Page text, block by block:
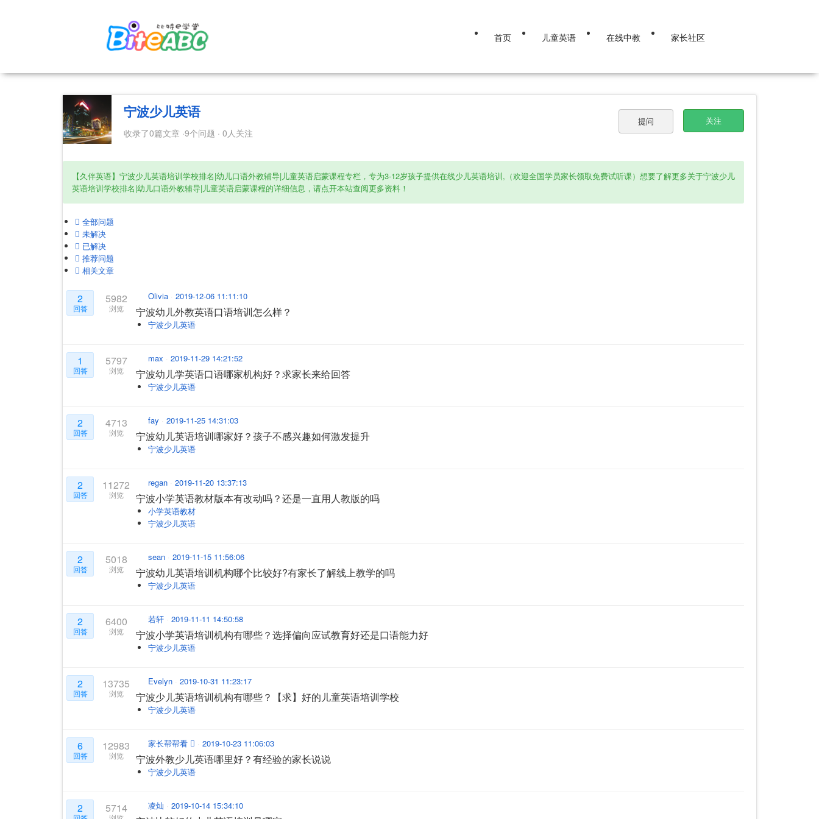
首页 儿童英语 在线中教 家长社区
关注
提问
宁波少儿英语
收录了0篇文章 ·9个问题 · 0人关注
【久伴英语】宁波少儿英语培训学校排名|幼儿口语外教辅导|儿童英语启蒙课程专栏，专为3-12岁孩子提供在线少儿英语培训,（欢迎全国学员家长领取免费试听课）想要了解更多关于宁波少儿
英语培训学校排名|幼儿口语外教辅导|儿童英语启蒙课程的详细信息，请点开本站查阅更多资料！
全部问题
未解决
已解决
推荐问题
相关文章
2
回答
5982
浏览
Olivia 2019-12-06 11:11:10
宁波幼儿外教英语口语培训怎么样？
宁波少儿英语
1
回答
5797
浏览
max 2019-11-29 14:21:52
宁波幼儿学英语口语哪家机构好？求家长来给回答
宁波少儿英语
2
回答
4713
浏览
fay 2019-11-25 14:31:03
宁波幼儿英语培训哪家好？孩子不感兴趣如何激发提升
宁波少儿英语
2
回答
11272
浏览
regan 2019-11-20 13:37:13
宁波小学英语教材版本有改动吗？还是一直用人教版的吗
小学英语教材
宁波少儿英语
2
回答
5018
浏览
sean 2019-11-15 11:56:06
宁波幼儿英语培训机构哪个比较好?有家长了解线上教学的吗
宁波少儿英语
2
回答
6400
浏览
若轩 2019-11-11 14:50:58
宁波小学英语培训机构有哪些？选择偏向应试教育好还是口语能力好
宁波少儿英语
2
回答
13735
浏览
Evelyn 2019-10-31 11:23:17
宁波少儿英语培训机构有哪些？【求】好的儿童英语培训学校
宁波少儿英语
6
回答
12983
浏览
家长帮帮看 2019-10-23 11:06:03
宁波外教少儿英语哪里好？有经验的家长说说
宁波少儿英语
2 5714 凌灿 2019-10-14 15:34:10